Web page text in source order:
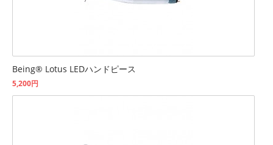
Being® Lotus LEDハンドピース
5,200円